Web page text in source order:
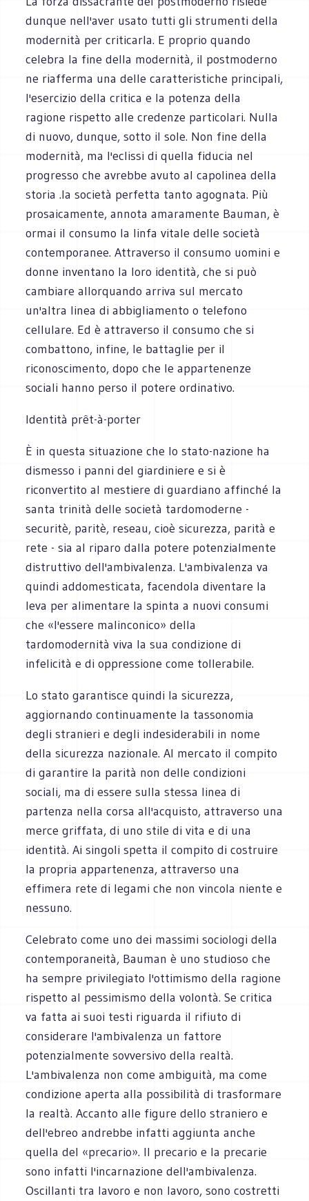
dunque nell'aver usato tutti gli strumenti della
modernità per criticarla. E proprio quando
celebra la fine della modernità, il postmoderno
ne riafferma una delle caratteristiche principali,
l'esercizio della critica e la potenza della
ragione rispetto alle credenze particolari. Nulla
di nuovo, dunque, sotto il sole. Non fine della
modernità, ma l'eclissi di quella fiducia nel
progresso che avrebbe avuto al capolinea della
storia .la società perfetta tanto agognata. Più
prosaicamente, annota amaramente Bauman, è
ormai il consumo la linfa vitale delle società
contemporanee. Attraverso il consumo uomini e
donne inventano la loro identità, che si può
cambiare allorquando arriva sul mercato
un'altra linea di abbigliamento o telefono
cellulare. Ed è attraverso il consumo che si
combattono, infine, le battaglie per il
riconoscimento, dopo che le appartenenze
sociali hanno perso il potere ordinativo.
Identità prêt-à-porter
È in questa situazione che lo stato-nazione ha
dismesso i panni del giardiniere e si è
riconvertito al mestiere di guardiano affinché la
santa trinità delle società tardomoderne -
securitè, paritè, reseau, cioè sicurezza, parità e
rete - sia al riparo dalla potere potenzialmente
distruttivo dell'ambivalenza. L'ambivalenza va
quindi addomesticata, facendola diventare la
leva per alimentare la spinta a nuovi consumi
che «l'essere malinconico» della
tardomodernità viva la sua condizione di
infelicità e di oppressione come tollerabile.
Lo stato garantisce quindi la sicurezza,
aggiornando continuamente la tassonomia
degli stranieri e degli indesiderabili in nome
della sicurezza nazionale. Al mercato il compito
di garantire la parità non delle condizioni
sociali, ma di essere sulla stessa linea di
partenza nella corsa all'acquisto, attraverso una
merce griffata, di uno stile di vita e di una
identità. Ai singoli spetta il compito di costruire
la propria appartenenza, attraverso una
effimera rete di legami che non vincola niente e
nessuno.
Celebrato come uno dei massimi sociologi della
contemporaneità, Bauman è uno studioso che
ha sempre privilegiato l'ottimismo della ragione
rispetto al pessimismo della volontà. Se critica
va fatta ai suoi testi riguarda il rifiuto di
considerare l'ambivalenza un fattore
potenzialmente sovversivo della realtà.
L'ambivalenza non come ambiguità, ma come
condizione aperta alla possibilità di trasformare
la realtà. Accanto alle figure dello straniero e
dell'ebreo andrebbe infatti aggiunta anche
quella del «precario». Il precario e la precarie
sono infatti l'incarnazione dell'ambivalenza.
Oscillanti tra lavoro e non lavoro, sono costretti